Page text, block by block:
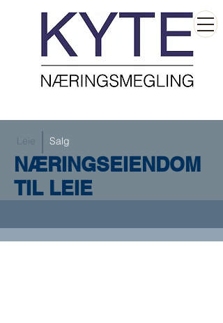
Leie Salg
NÆRINGSEIENDOM
TIL LEIE